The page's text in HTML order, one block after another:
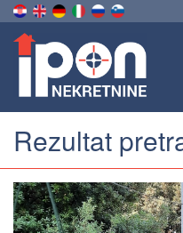
Rezultat